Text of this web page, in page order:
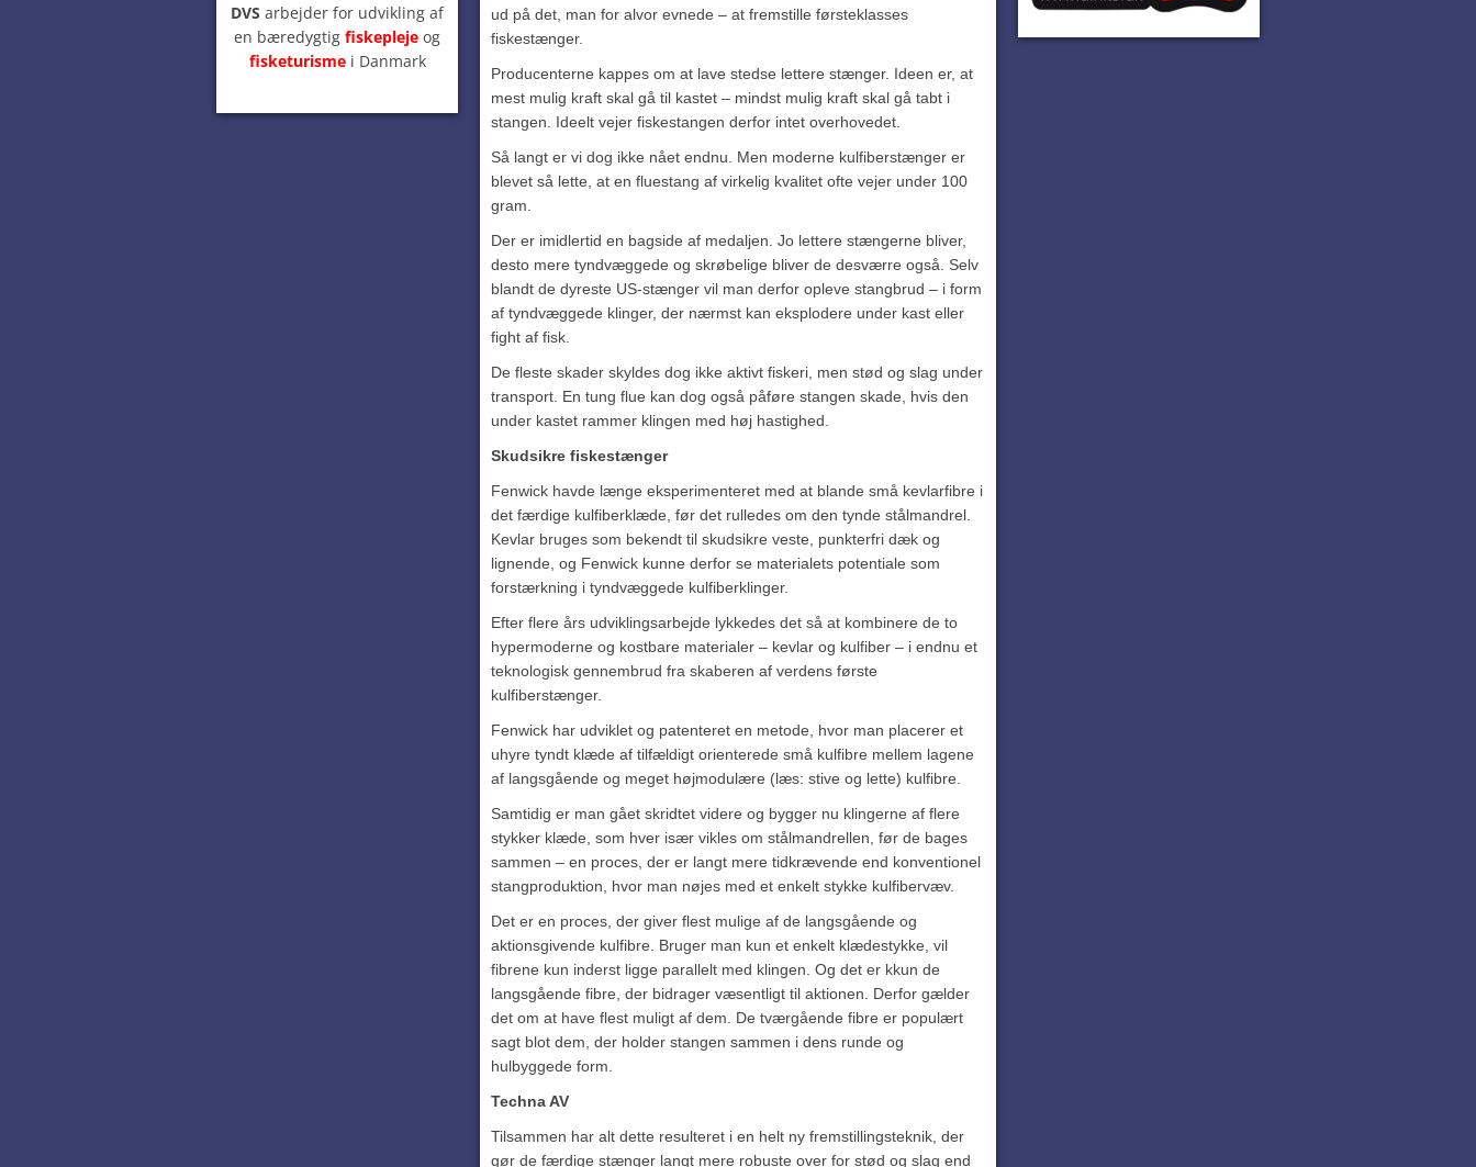
DVS arbejder for udvikling af
en bæredygtig fiskepleje og
fisketurisme i Danmark
ud på det, man for alvor evnede – at fremstille førsteklasses
fiskestænger.
Producenterne kappes om at lave stedse lettere stænger. Ideen er, at
mest mulig kraft skal gå til kastet – mindst mulig kraft skal gå tabt i
stangen. Ideelt vejer fiskestangen derfor intet overhovedet.
Så langt er vi dog ikke nået endnu. Men moderne kulfiberstænger er
blevet så lette, at en fluestang af virkelig kvalitet ofte vejer under 100
gram.
Der er imidlertid en bagside af medaljen. Jo lettere stængerne bliver,
desto mere tyndvæggede og skrøbelige bliver de desværre også. Selv
blandt de dyreste US-stænger vil man derfor opleve stangbrud – i form
af tyndvæggede klinger, der nærmst kan eksplodere under kast eller
fight af fisk.
De fleste skader skyldes dog ikke aktivt fiskeri, men stød og slag under
transport. En tung flue kan dog også påføre stangen skade, hvis den
under kastet rammer klingen med høj hastighed.
Skudsikre fiskestænger
Fenwick havde længe eksperimenteret med at blande små kevlarfibre i
det færdige kulfiberklæde, før det rulledes om den tynde stålmandrel.
Kevlar bruges som bekendt til skudsikre veste, punkterfri dæk og
lignende, og Fenwick kunne derfor se materialets potentiale som
forstærkning i tyndvæggede kulfiberklinger.
Efter flere års udviklingsarbejde lykkedes det så at kombinere de to
hypermoderne og kostbare materialer – kevlar og kulfiber – i endnu et
teknologisk gennembrud fra skaberen af verdens første
kulfiberstænger.
Fenwick har udviklet og patenteret en metode, hvor man placerer et
uhyre tyndt klæde af tilfældigt orienterede små kulfibre mellem lagene
af langsgående og meget højmodulære (læs: stive og lette) kulfibre.
Samtidig er man gået skridtet videre og bygger nu klingerne af flere
stykker klæde, som hver især vikles om stålmandrellen, før de bages
sammen – en proces, der er langt mere tidkrævende end konventionel
stangproduktion, hvor man nøjes med et enkelt stykke kulfibervæv.
Det er en proces, der giver flest mulige af de langsgående og
aktionsgivende kulfibre. Bruger man kun et enkelt klædestykke, vil
fibrene kun inderst ligge parallelt med klingen. Og det er kkun de
langsgående fibre, der bidrager væsentligt til aktionen. Derfor gælder
det om at have flest muligt af dem. De tværgående fibre er populært
sagt blot dem, der holder stangen sammen i dens runde og
hulbyggede form.
Techna AV
Tilsammen har alt dette resulteret i en helt ny fremstillingsteknik, der
gør de færdige stænger langt mere robuste over for stød og slag end